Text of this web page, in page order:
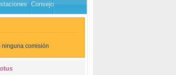
Consejo
ninguna comisión